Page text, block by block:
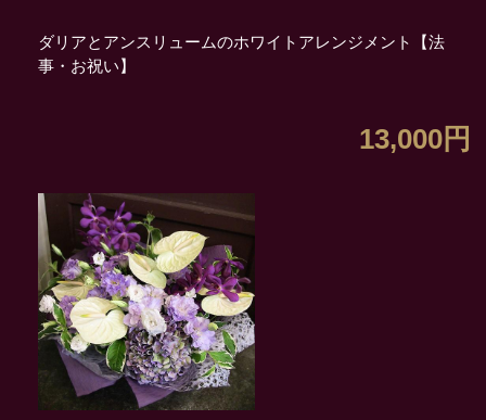
ダリアとアンスリュームのホワイトアレンジメント【法
事・お祝い】
13,000円